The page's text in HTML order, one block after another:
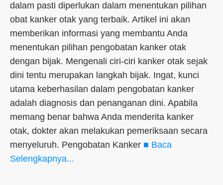
dalam pasti diperlukan dalam menentukan pilihan
obat kanker otak yang terbaik. Artikel ini akan
memberikan informasi yang membantu Anda
menentukan pilihan pengobatan kanker otak
dengan bijak. Mengenali ciri-ciri kanker otak sejak
dini tentu merupakan langkah bijak. Ingat, kunci
utama keberhasilan dalam pengobatan kanker
adalah diagnosis dan penanganan dini. Apabila
memang benar bahwa Anda menderita kanker
otak, dokter akan melakukan pemeriksaan secara
menyeluruh. Pengobatan Kanker ■ Baca
Selengkapnya...